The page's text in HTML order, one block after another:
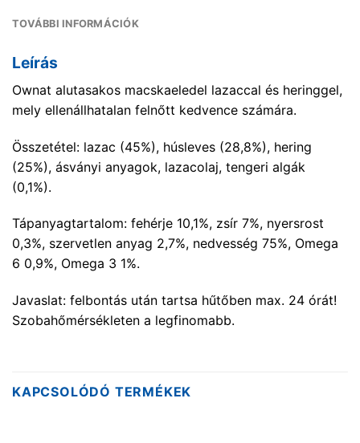
TOVÁBBI INFORMÁCIÓK
Leírás
Ownat alutasakos macskaeledel lazaccal és heringgel,
mely ellenállhatalan felnőtt kedvence számára.
Összetétel: lazac (45%), húsleves (28,8%), hering
(25%), ásványi anyagok, lazacolaj, tengeri algák
(0,1%).
Tápanyagtartalom: fehérje 10,1%, zsír 7%, nyersrost
0,3%, szervetlen anyag 2,7%, nedvesség 75%, Omega
6 0,9%, Omega 3 1%.
Javaslat: felbontás után tartsa hűtőben max. 24 órát!
Szobahőmérsékleten a legfinomabb.
KAPCSOLÓDÓ TERMÉKEK